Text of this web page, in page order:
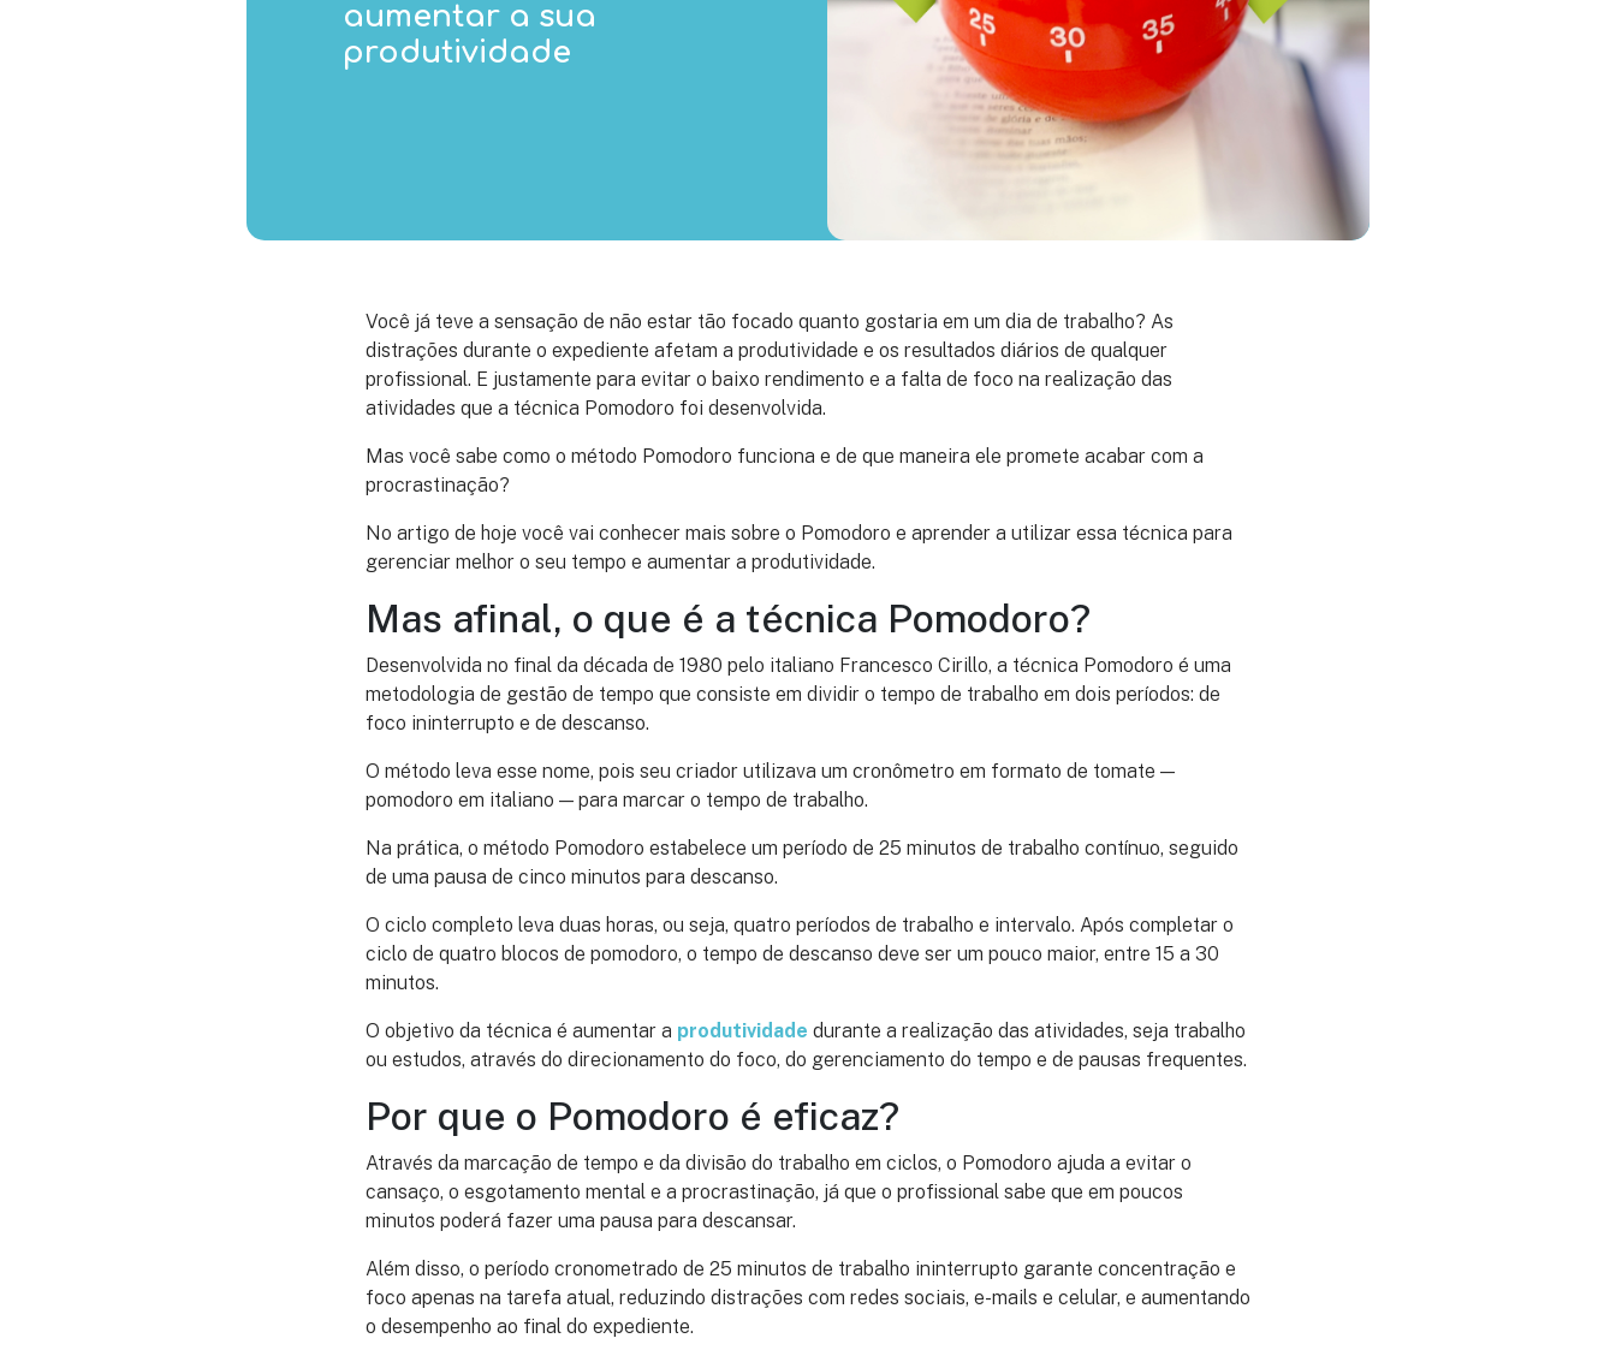
aumentar a sua
produtividade
Você já teve a sensação de não estar tão focado quanto gostaria em um dia de trabalho? As
distrações durante o expediente afetam a produtividade e os resultados diários de qualquer
profissional. E justamente para evitar o baixo rendimento e a falta de foco na realização das
atividades que a técnica Pomodoro foi desenvolvida.
Mas você sabe como o método Pomodoro funciona e de que maneira ele promete acabar com a
procrastinação?
No artigo de hoje você vai conhecer mais sobre o Pomodoro e aprender a utilizar essa técnica para
gerenciar melhor o seu tempo e aumentar a produtividade.
Mas afinal, o que é a técnica Pomodoro?
Desenvolvida no final da década de 1980 pelo italiano Francesco Cirillo, a técnica Pomodoro é uma
metodologia de gestão de tempo que consiste em dividir o tempo de trabalho em dois períodos: de
foco ininterrupto e de descanso.
O método leva esse nome, pois seu criador utilizava um cronômetro em formato de tomate —
pomodoro em italiano — para marcar o tempo de trabalho.
Na prática, o método Pomodoro estabelece um período de 25 minutos de trabalho contínuo, seguido
de uma pausa de cinco minutos para descanso.
O ciclo completo leva duas horas, ou seja, quatro períodos de trabalho e intervalo. Após completar o
ciclo de quatro blocos de pomodoro, o tempo de descanso deve ser um pouco maior, entre 15 a 30
minutos.
O objetivo da técnica é aumentar a produtividade durante a realização das atividades, seja trabalho
ou estudos, através do direcionamento do foco, do gerenciamento do tempo e de pausas frequentes.
Por que o Pomodoro é eficaz?
Através da marcação de tempo e da divisão do trabalho em ciclos, o Pomodoro ajuda a evitar o
cansaço, o esgotamento mental e a procrastinação, já que o profissional sabe que em poucos
minutos poderá fazer uma pausa para descansar.
Além disso, o período cronometrado de 25 minutos de trabalho ininterrupto garante concentração e
foco apenas na tarefa atual, reduzindo distrações com redes sociais, e-mails e celular, e aumentando
o desempenho ao final do expediente.